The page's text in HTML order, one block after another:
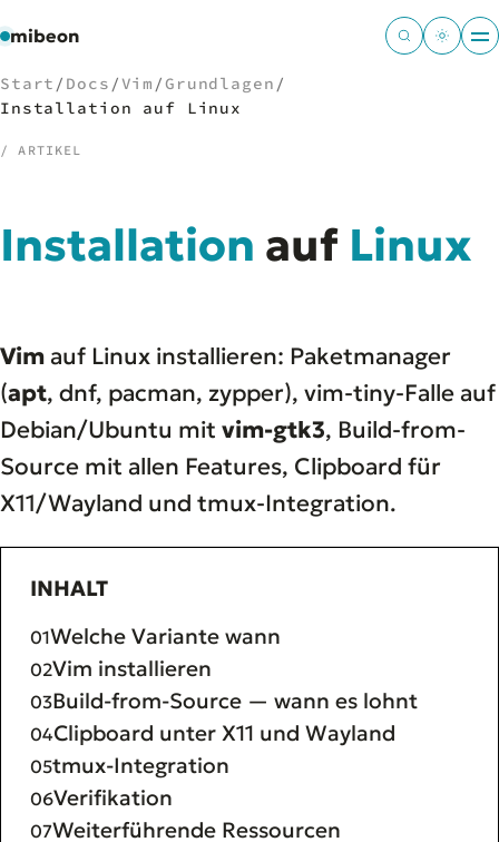
mibeon
01Start
05Docs
06Tools
07Welten
Start / Docs / Vim /Grundlagen /
Installation auf Linux
/ ARTIKEL
Installation auf Linux
Vim auf Linux installieren: Paketmanager
(apt, dnf, pacman, zypper), vim-tiny-Falle auf
Debian/Ubuntu mit vim-gtk3, Build-from-
Source mit allen Features, Clipboard für
X11/Wayland und tmux-Integration.
INHALT
Welche Variante wann
Vim installieren
Build-from-Source — wann es lohnt
Clipboard unter X11 und Wayland
tmux-Integration
Verifikation
Weiterführende Ressourcen